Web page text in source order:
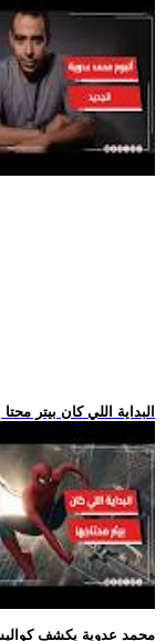
.. فيلم Spider-Man: Brand New Day | البداية اللي كان بيتر محتا
.. محمد عدوية يكشف